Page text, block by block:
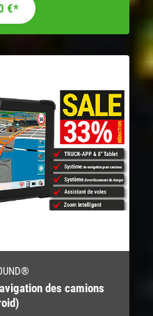
initial était : 208,20 €.
€Le prix actuel est : 60,00 €.
*
des camions